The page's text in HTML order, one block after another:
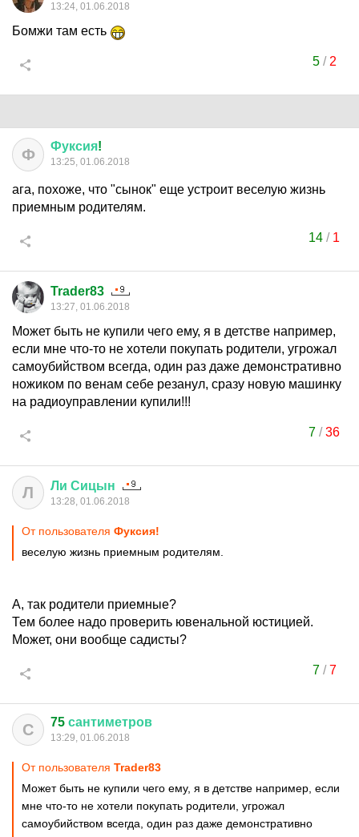
13:24, 01.06.2018
Бомжи там есть
5/ 2
Ф Фуксия!
13:25, 01.06.2018
ага, похоже, что "сынок" еще устроит веселую жизнь
приемным родителям.
14 / 1
Trader83
13:27, 01.06.2018
Может быть не купили чего ему, я в детстве например,
если мне что-то не хотели покупать родители, угрожал
самоубийством всегда, один раз даже демонстративно
ножиком по венам себе резанул, сразу новую машинку
на радиоуправлении купили!!!
7 /36
Л Ли Сицын
13:28, 01.06.2018
От пользователя Фуксия!
веселую жизнь приемным родителям.
А, так родители приемные?
Тем более надо проверить ювенальной юстицией.
Может, они вообще садисты?
7/7
С 75 сантиметров
13:29, 01.06.2018
От пользователя Trader83
Может быть не купили чего ему, я в детстве например, если
мне что-то не хотели покупать родители, угрожал
самоубийством всегда, один раз даже демонстративно